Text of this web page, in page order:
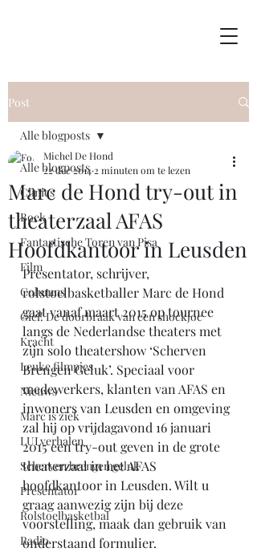
Post
Alle blogposts
Clinics
Boek
Fantastische Toren van Pisa
Film
Columns
Giel! De doorbraak van een shockjoc
Kracht
Leuke filmpjes
Nieuws
Marc is ziek
LULverhalen
Scherven brengen geluk
Presentator
Rolstoelbasketbal
Radio
Alle blogposts
Marc de Hond try-out in
theaterzaal AFAS
Hoofdkantoor in Leusden
Michel De Hond
22 dec 2014 2 minuten om te lezen
Presentator, schrijver,
rolstoelbasketballer Marc de Hond
gaat vanaf maart 2015 op tournee
langs de Nederlandse theaters met
zijn solo theatershow ‘Scherven
Brengen Geluk’. Speciaal voor
medewerkers, klanten van AFAS en
inwoners van Leusden en omgeving
zal hij op vrijdagavond 16 januari
2015 een try-out geven in de grote
theaterzaal in het AFAS
hoofdkantoor in Leusden. Wilt u
graag aanwezig zijn bij deze
voorstelling, maak dan gebruik van
onderstaand formulier.